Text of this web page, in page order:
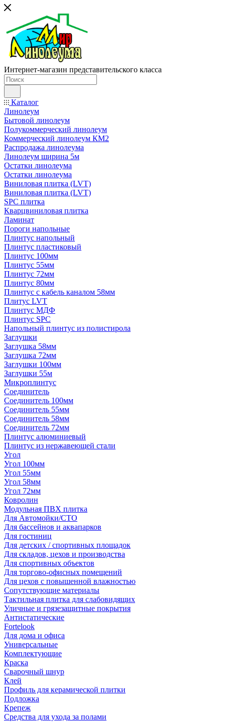
Интернет-магазин представительского класса
Каталог
Линолеум
Бытовой линолеум
Полукоммерческий линолеум
Коммерческий линолеум КМ2
Распродажа линолеума
Линолеум ширина 5м
Остатки линолеума
Остатки линолеума
Виниловая плитка (LVT)
Виниловая плитка (LVT)
SPC плитка
Кварцвиниловая плитка
Ламинат
Пороги напольные
Плинтус напольный
Плинтус пластиковый
Плинтус 100мм
Плинтус 55мм
Плинтус 72мм
Плинтус 80мм
Плинтус с кабель каналом 58мм
Плитус LVT
Плинтус МДФ
Плинтус SPC
Напольный плинтус из полистирола
Заглушки
Заглушка 58мм
Заглушка 72мм
Заглушки 100мм
Заглушки 55м
Микроплинтус
Соединитель
Соединитель 100мм
Соединитель 55мм
Соединитель 58мм
Соединитель 72мм
Плинтус алюминиевый
Плинтус из нержавеющей стали
Угол
Угол 100мм
Угол 55мм
Угол 58мм
Угол 72мм
Ковролин
Модульная ПВХ плитка
Для Автомойки/СТО
Для бассейнов и аквапарков
Для гостиниц
Для детских / спортивных площадок
Для складов, цехов и производства
Для спортивных объектов
Для торгово-офисных помещений
Для цехов с повышенной влажностью
Сопутствующие материалы
Тактильная плитка для слабовидящих
Уличные и грязезащитные покрытия
Антистатические
Fortelook
Для дома и офиса
Универсальные
Комплектующие
Краска
Сварочный шнур
Клей
Профиль для керамической плитки
Подложка
Крепеж
Средства для ухода за полами